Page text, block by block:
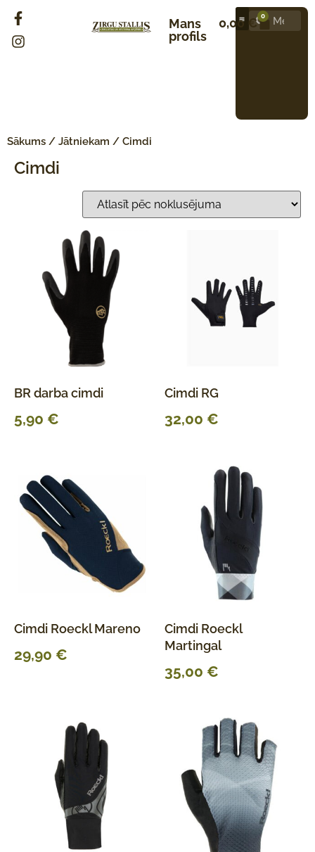
Mans
profils
0,00 € 0
Sākums / Jātniekam / Cimdi
Cimdi
BR darba cimdi
5,90 €
Cimdi RG
32,00 €
Cimdi Roeckl Mareno
29,90 €
Cimdi Roeckl
Martingal
35,00 €